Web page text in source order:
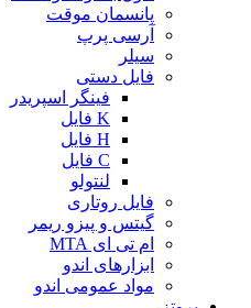
پانسمان موقت
آرسی پرپ
سیلر
فایل دستی
فینگر اسپریدر
K فایل
H فایل
C فایل
لنتولو
فایل روتاری
گیتس و پیزو ریمر
ام تی ای MTA
ابزارهای اندو
مواد عمومی اندو